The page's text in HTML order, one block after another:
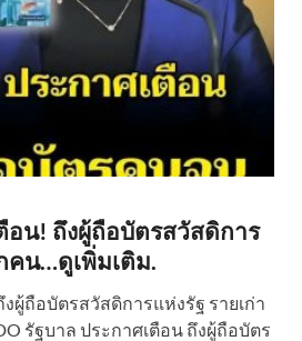
อน! ถึงผู้ถือบัตรสวัสดิการ
คน…ดูเพิ่มเติม.
ผู้ถือบัตรสวัสดิการแห่งรัฐ รายเก่า
รัฐบาล ประกาศเตือน ถึงผู้ถือบัตร